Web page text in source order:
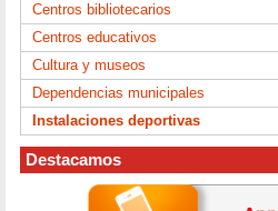
Centros bibliotecarios
Centros educativos
Cultura y museos
Dependencias municipales
Instalaciones deportivas
Destacamos